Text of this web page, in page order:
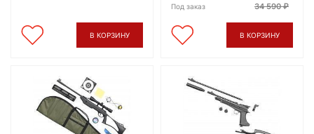
В КОРЗИНУ
Под заказ 34 590
В КОРЗИНУ